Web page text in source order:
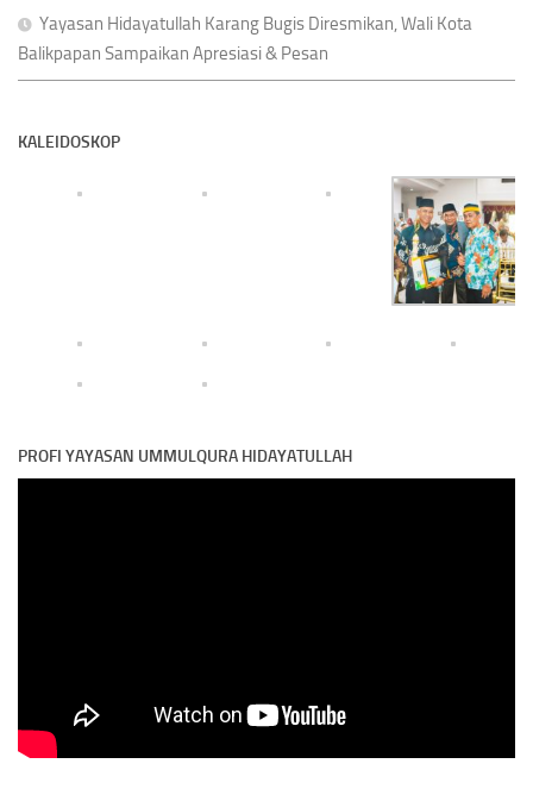
Yayasan Hidayatullah Karang Bugis Diresmikan, Wali Kota
Balikpapan Sampaikan Apresiasi & Pesan
KALEIDOSKOP
PROFI YAYASAN UMMULQURA HIDAYATULLAH